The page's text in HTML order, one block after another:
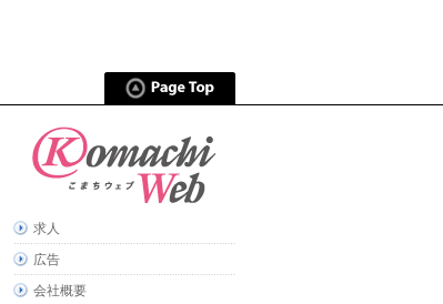
求人
広告
会社概要